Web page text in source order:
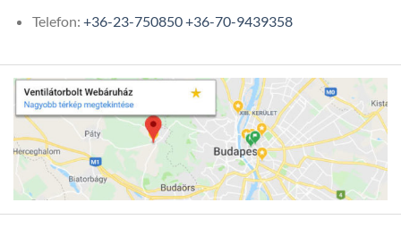
Telefon: +36-23-750850+36-70-9439358